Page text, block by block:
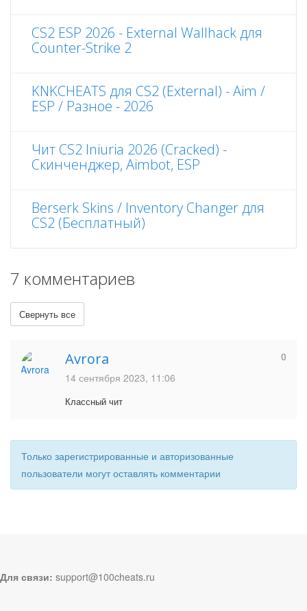
CS2 ESP 2026 - External Wallhack для
Counter-Strike 2
KNKCHEATS для CS2 (External) - Aim /
ESP / Разное - 2026
Чит CS2 Iniuria 2026 (Cracked) -
Скинченджер, Aimbot, ESP
Berserk Skins / Inventory Changer для
CS2 (Бесплатный)
7 комментариев
Свернуть все
Avrora
14 сентября 2023, 11:06
0
Классный чит
Только зарегистрированные и авторизованные
пользователи могут оставлять комментарии
Для связи: support@100cheats.ru